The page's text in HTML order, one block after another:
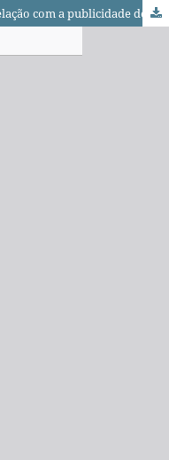
A prática da atividade física e sua relação com a publicidade de televisão